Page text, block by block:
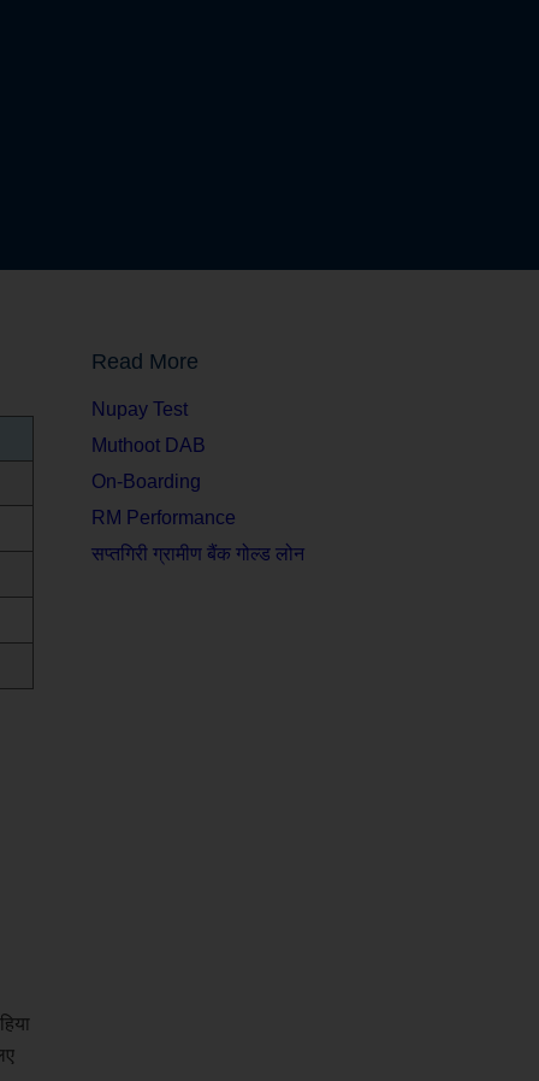
Read More
Nupay Test
Muthoot DAB
On-Boarding
RM Performance
सप्तगिरी ग्रामीण बैंक गोल्ड लोन